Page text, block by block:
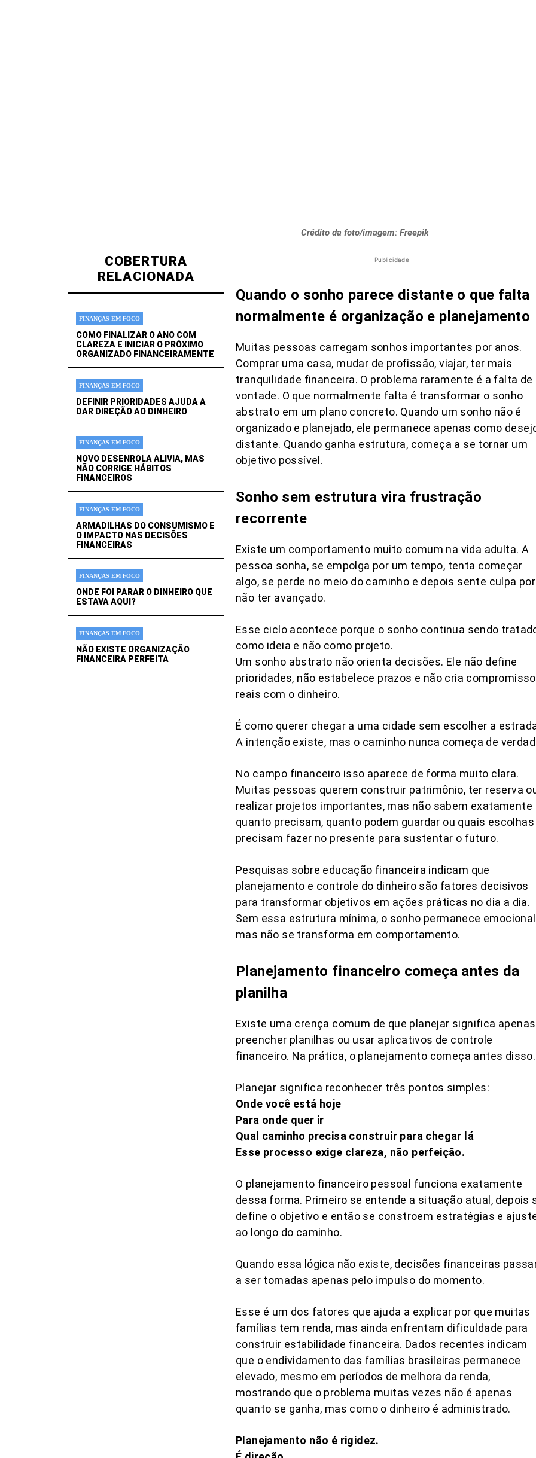
Crédito da foto/imagem: Freepik
COBERTURA
RELACIONADA
FINANÇAS EM FOCO
COMO FINALIZAR O ANO COM
CLAREZA E INICIAR O PRÓXIMO
ORGANIZADO FINANCEIRAMENTE
FINANÇAS EM FOCO
DEFINIR PRIORIDADES AJUDA A
DAR DIREÇÃO AO DINHEIRO
FINANÇAS EM FOCO
NOVO DESENROLA ALIVIA, MAS
NÃO CORRIGE HÁBITOS
FINANCEIROS
FINANÇAS EM FOCO
ARMADILHAS DO CONSUMISMO E
O IMPACTO NAS DECISÕES
FINANCEIRAS
FINANÇAS EM FOCO
ONDE FOI PARAR O DINHEIRO QUE
ESTAVA AQUI?
FINANÇAS EM FOCO
NÃO EXISTE ORGANIZAÇÃO
FINANCEIRA PERFEITA
Publicidade
Quando o sonho parece distante o que falta
normalmente é organização e planejamento
Muitas pessoas carregam sonhos importantes por anos.
Comprar uma casa, mudar de profissão, viajar, ter mais
tranquilidade financeira. O problema raramente é a falta de
vontade. O que normalmente falta é transformar o sonho
abstrato em um plano concreto. Quando um sonho não é
organizado e planejado, ele permanece apenas como
distante. Quando ganha estrutura, começa a se tornar um
objetivo possível.
Sonho sem estrutura vira frustração
recorrente
Existe um comportamento muito comum na vida adulta. A
pessoa sonha, se empolga por um tempo, tenta começar
algo, se perde no meio do caminho e depois sente culpa por
não ter avançado.
Esse ciclo acontece porque o sonho continua sendo
como ideia e não como projeto.
Um sonho abstrato não orienta decisões. Ele não define
prioridades, não estabelece prazos e não cria
reais com o dinheiro.
É como querer chegar a uma cidade sem escolher a
A intenção existe, mas o caminho nunca começa de
No campo financeiro isso aparece de forma muito clara.
Muitas pessoas querem construir patrimônio, ter reserva
realizar projetos importantes, mas não sabem exatamente
quanto precisam, quanto podem guardar ou quais escolhas
precisam fazer no presente para sustentar o futuro.
Pesquisas sobre educação financeira indicam que
planejamento e controle do dinheiro são fatores decisivos
para transformar objetivos em ações práticas no dia a dia.
Sem essa estrutura mínima, o sonho permanece
mas não se transforma em comportamento.
Planejamento financeiro começa antes da
planilha
Existe uma crença comum de que planejar significa apenas
preencher planilhas ou usar aplicativos de controle
financeiro. Na prática, o planejamento começa antes disso.
Planejar significa reconhecer três pontos simples:
Onde você está hoje
Para onde quer ir
Qual caminho precisa construir para chegar lá
Esse processo exige clareza, não perfeição.
O planejamento financeiro pessoal funciona exatamente
dessa forma. Primeiro se entende a situação atual, depois
define o objetivo e então se constroem estratégias e
ao longo do caminho.
Quando essa lógica não existe, decisões financeiras
a ser tomadas apenas pelo impulso do momento.
Esse é um dos fatores que ajuda a explicar por que muitas
famílias tem renda, mas ainda enfrentam dificuldade para
construir estabilidade financeira. Dados recentes indicam
que o endividamento das famílias brasileiras permanece
elevado, mesmo em períodos de melhora da renda,
mostrando que o problema muitas vezes não é apenas
quanto se ganha, mas como o dinheiro é administrado.
Planejamento não é rigidez.